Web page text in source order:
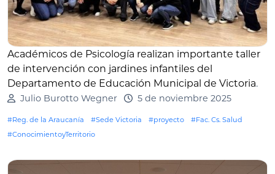
Académicos de Psicología realizan importante taller
de intervención con jardines infantiles del
Departamento de Educación Municipal de Victoria.
Julio Burotto Wegner 5 de noviembre 2025
#Reg. de la Araucanía #Sede Victoria #proyecto
#Fac. Cs. Salud
#ConocimientoyTerritorio